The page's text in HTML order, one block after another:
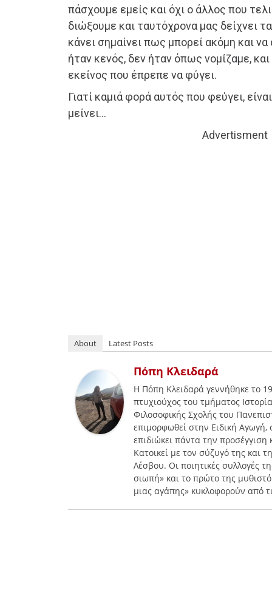
πάσχουμε εμείς και όχι ο άλλος που
διώξουμε και ταυτόχρονα μας δείχνει
κάνει σημαίνει πως μπορεί ακόμη και
ήταν κενός, δεν ήταν όπως νομίζαμε,
εκείνος που έπρεπε να φύγει.
Γιατί καμιά φορά αυτός που φεύγει,
μείνει…
Advertisment
About Latest Posts
Πόπη Κλειδαρά
Η Πόπη Κλειδαρά γεννήθηκε το
πτυχιούχος του τμήματος
Φιλοσοφικής Σχολής του
επιμορφωθεί στην Ειδική Αγωγή,
επιδιώκει πάντα την προσέγγιση
Κατοικεί με τον σύζυγό της και
Λέσβου. Οι ποιητικές συλλογές
σιωπή» και το πρώτο της
μιας αγάπης» κυκλοφορούν από